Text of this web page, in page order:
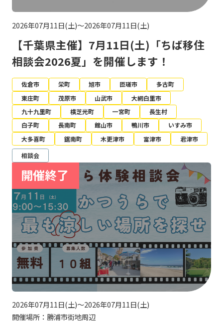
2026年07月11日(土)～2026年07月11日(土)
【千葉県主催】7月11日(土)「ちば移住
相談会2026夏」を開催します！
佐倉市 栄町 旭市 匝瑳市
多古町
東庄町
茂原市 山武市
大網白里市
九十九里町
横芝光町 一宮町
長生村
白子町
長南町 館山市 鴨川市
いすみ市
大多喜町
鋸南町 木更津市 富津市
君津市
相談会
2026年07月11日(土)～2026年07月11日(土)
開催場所：勝浦市街地周辺